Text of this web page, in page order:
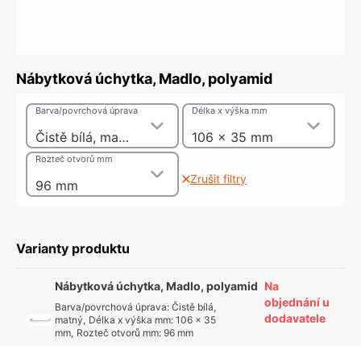
Nábytková úchytka, Madlo, polyamid
Čistě bílá, matný
Barva/povrchová úprava
106 x 35 mm
Délka x výška mm
96 mm
Rozteč otvorů mm
Zrušit filtry
Varianty produktu
Nábytková úchytka, Madlo, polyamid
Barva/povrchová úprava: Čistě bílá,
matný, Délka x výška mm: 106 x 35
mm, Rozteč otvorů mm: 96 mm
Na
objednání u
dodavatele